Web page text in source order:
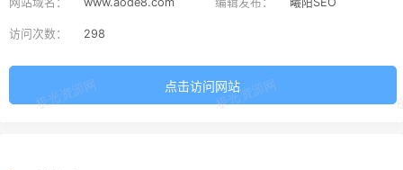
访问次数： 298
点击访问网站